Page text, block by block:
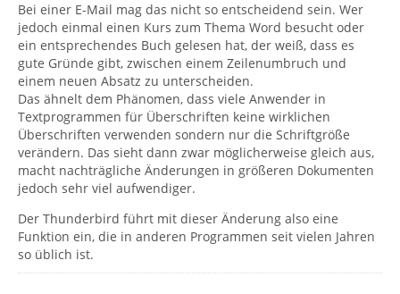
Bei einer E-Mail mag das nicht so entscheidend sein. Wer
jedoch einmal einen Kurs zum Thema Word besucht oder
ein entsprechendes Buch gelesen hat, der weiß, dass es
gute Gründe gibt, zwischen einem Zeilenumbruch und
einem neuen Absatz zu unterscheiden.
Das ähnelt dem Phänomen, dass viele Anwender in
Textprogrammen für Überschriften keine wirklichen
Überschriften verwenden sondern nur die Schriftgröße
verändern. Das sieht dann zwar möglicherweise gleich aus,
macht nachträgliche Änderungen in größeren Dokumenten
jedoch sehr viel aufwendiger.
Der Thunderbird führt mit dieser Änderung also eine
Funktion ein, die in anderen Programmen seit vielen Jahren
so üblich ist.